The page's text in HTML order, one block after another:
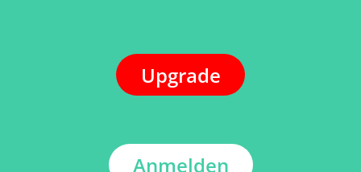
Upgrade
Anmelden